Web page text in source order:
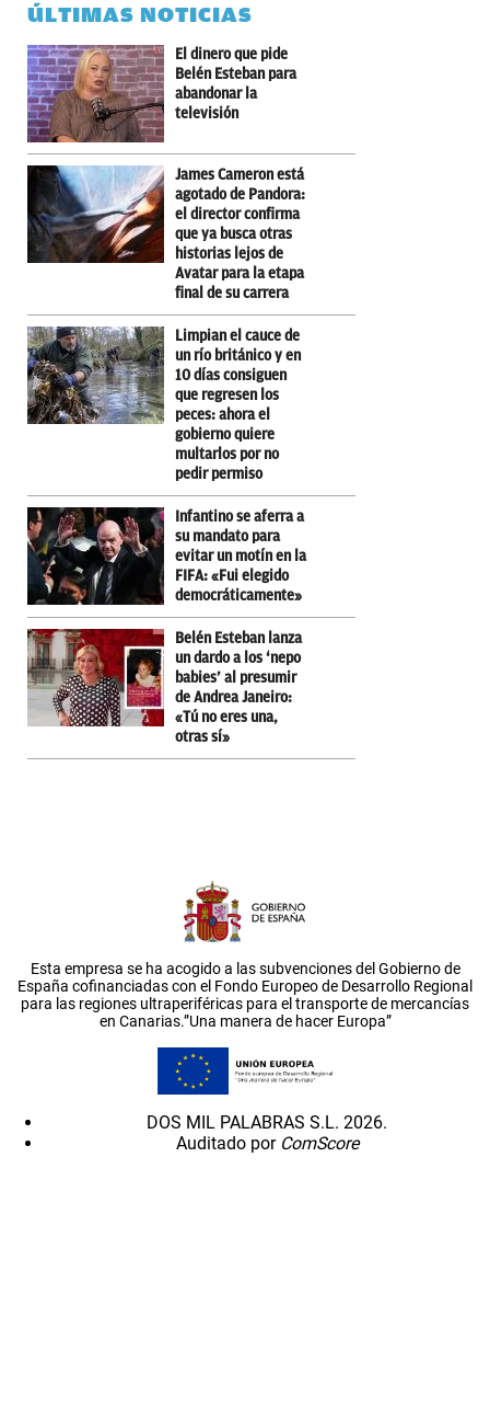
ÚLTIMAS NOTICIAS
El dinero que pide
Belén Esteban para
abandonar la
televisión
James Cameron está
agotado de Pandora:
el director confirma
que ya busca otras
historias lejos de
Avatar para la etapa
final de su carrera
Limpian el cauce de
un río británico y en
10 días consiguen
que regresen los
peces: ahora el
gobierno quiere
multarlos por no
pedir permiso
Infantino se aferra a
su mandato para
evitar un motín en la
FIFA: «Fui elegido
democráticamente»
Belén Esteban lanza
un dardo a los ‘nepo
babies’ al presumir
de Andrea Janeiro:
«Tú no eres una,
otras sí»
Esta empresa se ha acogido a las subvenciones del Gobierno de
España cofinanciadas con el Fondo Europeo de Desarrollo Regional
para las regiones ultraperiféricas para el transporte de mercancías
en Canarias.”Una manera de hacer Europa”
DOS MIL PALABRAS S.L. 2026.
Auditado por ComScore